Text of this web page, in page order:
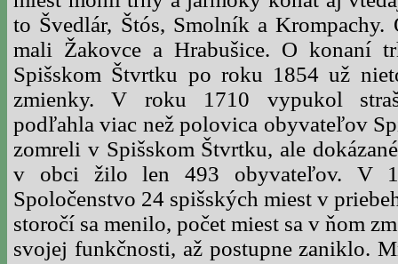
to Švedlár, Štós, Smolník a Krompachy.
mali Žakovce a Hrabušice. O konaní
Spišskom Štvrtku po roku 1854 už
zmienky. V roku 1710 vypukol
podľahla viac než polovica obyvateľov
zomreli v Spišskom Štvrtku, ale
v obci žilo len 493 obyvateľov. V
Spoločenstvo 24 spišských miest v
storočí sa menilo, počet miest sa v ňom
svojej funkčnosti, až postupne zaniklo.